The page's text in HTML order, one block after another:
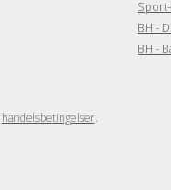
BH -
BH -
handelsbetingelser.